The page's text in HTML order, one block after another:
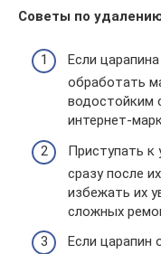
Советы по
Если
обработать
водостойким
интернет-
Приступать
сразу после
избежать их
сложных
Если царапин